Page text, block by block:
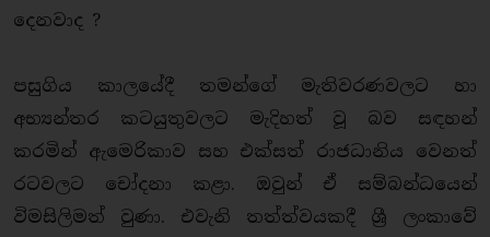
දෙනවාද ?
පසුගිය කාලයේදී තමන්ගේ මැතිවරණවලට හා
අභ්‍යන්තර කටයුතුවලට මැදිහත් වූ බව සඳහන්
කරමින් ඇමෙරිකාව සහ එක්සත් රාජධානිය වෙනත්
රටවලට චෝදනා කළා. ඔවුන් ඒ සම්බන්ධයෙන්
විමසිලිමත් වුණා. එවැනි තත්ත්වයකදී ශ්‍රී ලංකාවේ